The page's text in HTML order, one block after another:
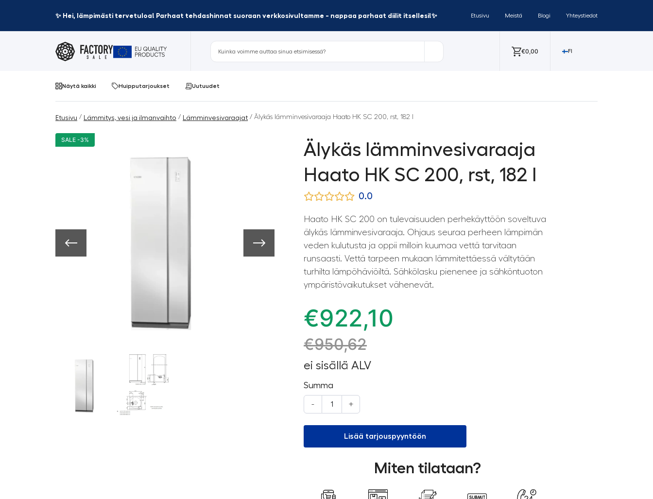
✨ Hei, lämpimästi tervetuloa! Parhaat tehdashinnat suoraan verkkosivultamme - nappaa parhaat diilit itsellesi!✨ Etusivu Meistä Blogi Yhteystiedot
€0,00 FI
Näytä kaikki Huipputarjoukset Uutuudet
Etusivu / Lämmitys, vesi ja ilmanvaihto / Lämminvesivaraajat / Älykäs lämminvesivaraaja Haato HK SC 200, rst, 182 l
SALE -3%
Älykäs lämminvesivaraaja
Haato HK SC 200, rst, 182 l
0.0
Haato HK SC 200 on tulevaisuuden perhekäyttöön soveltuva
älykäs lämminvesivaraaja. Ohjaus seuraa perheen lämpimän
veden kulutusta ja op­pii milloin kuumaa vettä tarvitaan
runsaasti. Vettä tarpeen mukaan lämmitettäessä vältytään
turhilta lämpöhäviöiltä. Sähkölasku piene­nee ja sähköntuoton
ympäristövaikutukset vähenevät.
€922,10
€950,62
ei sisällä ALV
Summa
- +
Lisää tarjouspyyntöön
Miten tilataan?